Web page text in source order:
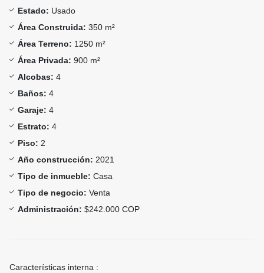
Estado: Usado
Área Construida: 350 m²
Área Terreno: 1250 m²
Área Privada: 900 m²
Alcobas: 4
Baños: 4
Garaje: 4
Estrato: 4
Piso: 2
Año construcción: 2021
Tipo de inmueble: Casa
Tipo de negocio: Venta
Administración: $242.000 COP
Características interna :